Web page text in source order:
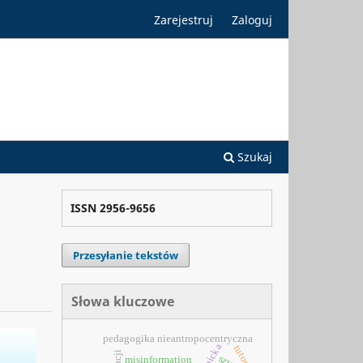
Szukaj
Zarejestruj Zaloguj
ISSN 2956-9656
Przesyłanie tekstów
Słowa kluczowe
pedagogika nieantropocentryczna
misinformation